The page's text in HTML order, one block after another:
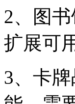
2、图
扩展可
3、卡